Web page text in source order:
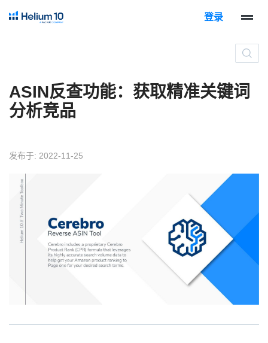
登录
ASIN反查功能：获取精准关键词
分析竞品
发布于: 2022-11-25